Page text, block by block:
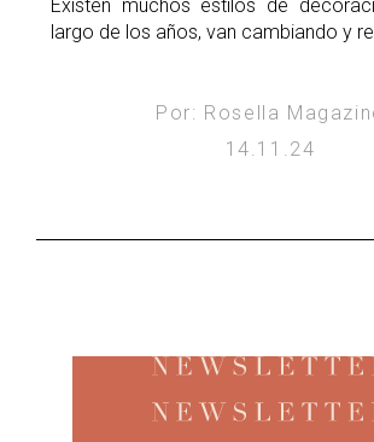
Existen muchos estilos de
largo de los años, van cambiando y
Por: Rosella
14.11.24